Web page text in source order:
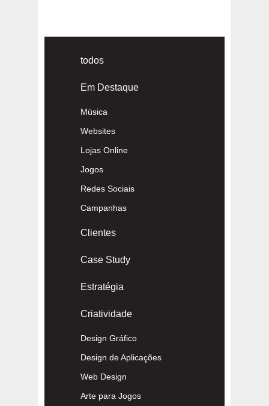
todos
Em Destaque
Música
Websites
Lojas Online
Jogos
Redes Sociais
Campanhas
Clientes
Case Study
Estratégia
Criatividade
Design Gráfico
Design de Aplicações
Web Design
Arte para Jogos